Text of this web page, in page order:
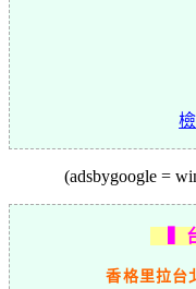
(adsbygoogle =
▍台
香格里拉台